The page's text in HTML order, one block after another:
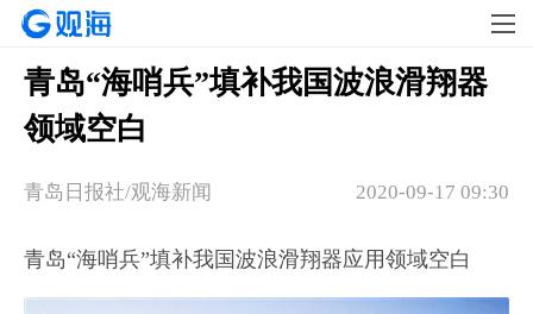
青岛“海哨兵”填补我国波浪滑翔器
领域空白
2020-09-17 09:30
青岛日报社/观海新闻
青岛“海哨兵”填补我国波浪滑翔器应用领域空白